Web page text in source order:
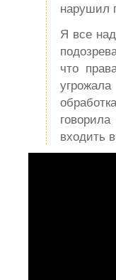
нарушил
Я все
что
входить